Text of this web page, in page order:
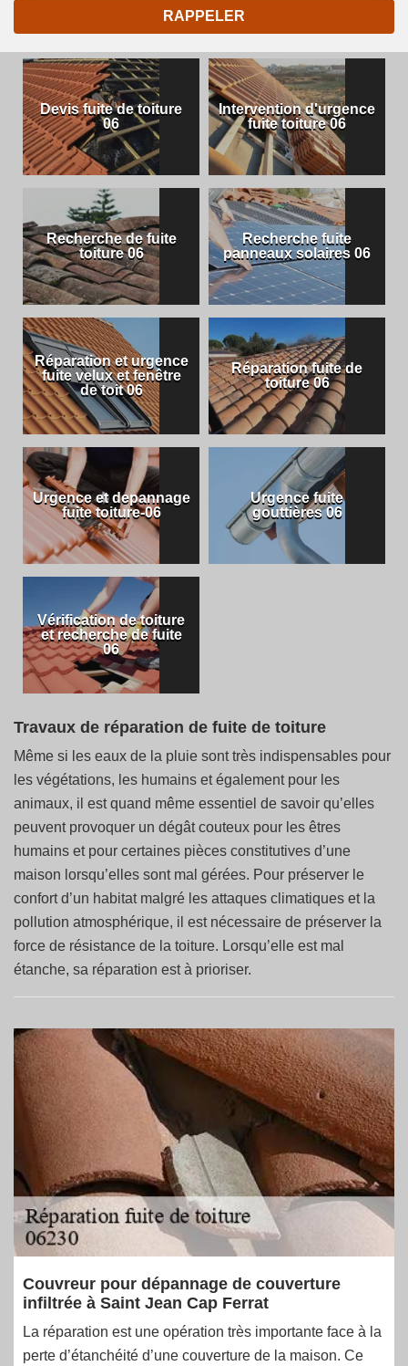
Devis fuite de toiture
06
Intervention d'urgence
fuite toiture 06
Recherche de fuite
toiture 06
Recherche fuite
panneaux solaires 06
Réparation et urgence
fuite velux et fenêtre
de toit 06
Réparation fuite de
toiture 06
Urgence et depannage
fuite toiture-06
Urgence fuite
gouttières 06
Vérification de toiture
et recherche de fuite
06
Travaux de réparation de fuite de toiture
Même si les eaux de la pluie sont très indispensables pour
les végétations, les humains et également pour les
animaux, il est quand même essentiel de savoir qu’elles
peuvent provoquer un dégât couteux pour les êtres
humains et pour certaines pièces constitutives d’une
maison lorsqu’elles sont mal gérées. Pour préserver le
confort d’un habitat malgré les attaques climatiques et la
pollution atmosphérique, il est nécessaire de préserver la
force de résistance de la toiture. Lorsqu’elle est mal
étanche, sa réparation est à prioriser.
Couvreur pour dépannage de couverture
infiltrée à Saint Jean Cap Ferrat
La réparation est une opération très importante face à la
perte d’étanchéité d’une couverture de la maison. Ce